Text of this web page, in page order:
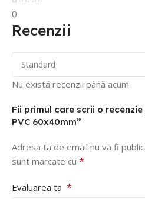
0
Recenzii
Nu există recenzii până acum.
Fii primul care scrii o
PVC 60x40mm”
Adresa ta de email nu va fi
sunt marcate cu *
Evaluarea ta *